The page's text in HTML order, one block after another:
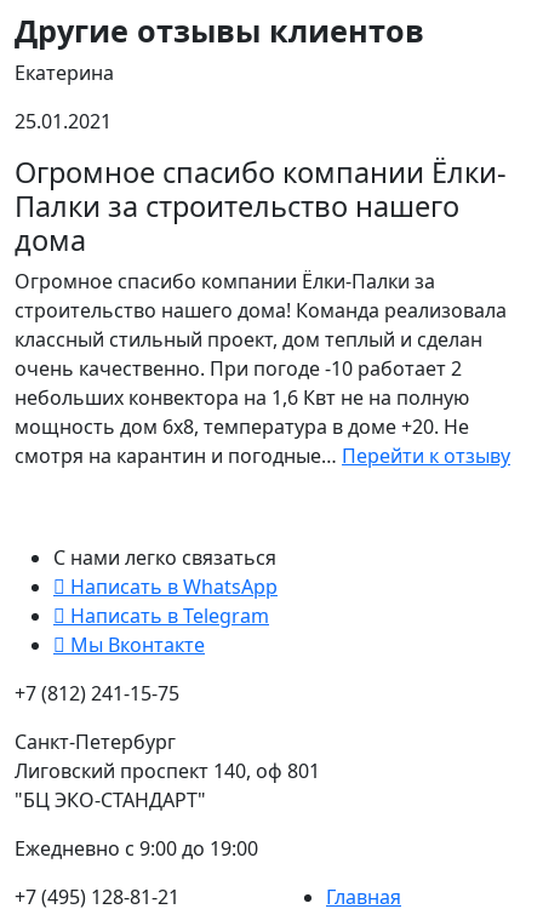
Другие отзывы клиентов
Екатерина
25.01.2021
Огромное спасибо компании Ёлки-
Палки за строительство нашего
дома
Огромное спасибо компании Ёлки-Палки за
строительство нашего дома! Команда реализовала
классный стильный проект, дом теплый и сделан
очень качественно. При погоде -10 работает 2
небольших конвектора на 1,6 Квт не на полную
мощность дом 6х8, температура в доме +20. Не
смотря на карантин и погодные… Перейти к отзыву
С нами легко связаться
Написать в WhatsApp
Написать в Telegram
Мы Вконтакте
+7 (812) 241-15-75
Санкт-Петербург
Лиговский проспект 140, оф 801
"БЦ ЭКО-СТАНДАРТ"
Ежедневно с 9:00 до 19:00
+7 (495) 128-81-21
Главная